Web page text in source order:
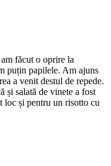
făcut o oprire la
puțin papilele. Am ajuns
a venit destul de repede.
și salată de vinete a fost
loc și pentru un risotto cu